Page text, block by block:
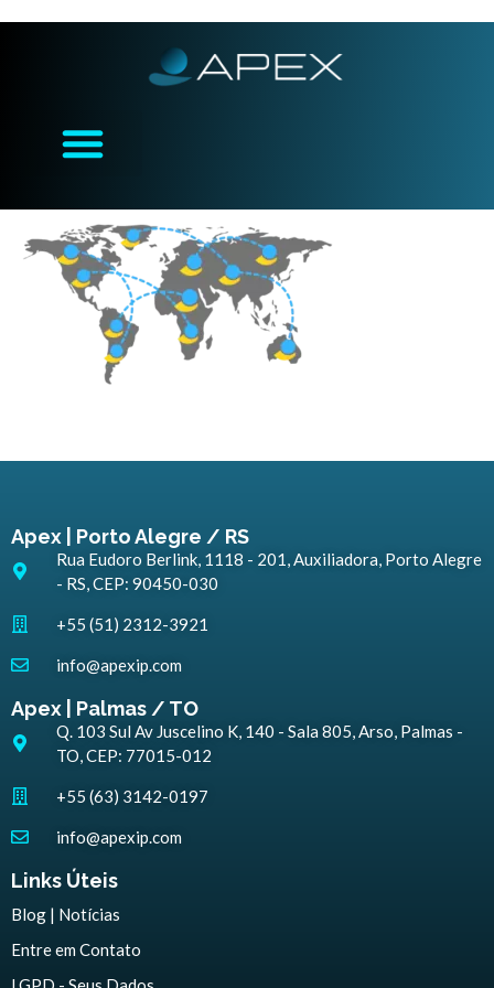
Apex | Porto Alegre / RS
Rua Eudoro Berlink, 1118 - 201, Auxiliadora, Porto Alegre
- RS, CEP: 90450-030
+55 (51) 2312-3921
info@apexip.com
Apex | Palmas / TO
Q. 103 Sul Av Juscelino K, 140 - Sala 805, Arso, Palmas -
TO, CEP: 77015-012
+55 (63) 3142-0197
info@apexip.com
Links Úteis
Blog | Notícias
Entre em Contato